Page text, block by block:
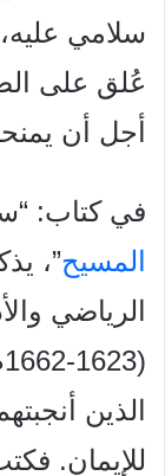
سلامي
عُلق على
أجل أن
في كتاب:
المسيح”،
الرياضي
(1623-1662م)،
الذين